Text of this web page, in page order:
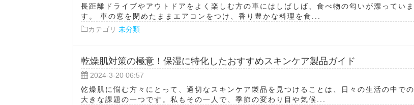
長距離ドライブやアウトドアをよく楽しむ方の車にはしばしば、食べ物の匂いが漂っていま
す。 車の窓を閉めたままエアコンをつけ、香り豊かな料理を食...
カテゴリ 未分類
乾燥肌対策の極意！保湿に特化したおすすめスキンケア製品ガイド
2024-3-20 06:57
乾燥肌に悩む方々にとって、適切なスキンケア製品を見つけることは、日々の生活の中での
大きな課題の一つです。私もその一人で、季節の変わり目や気候...